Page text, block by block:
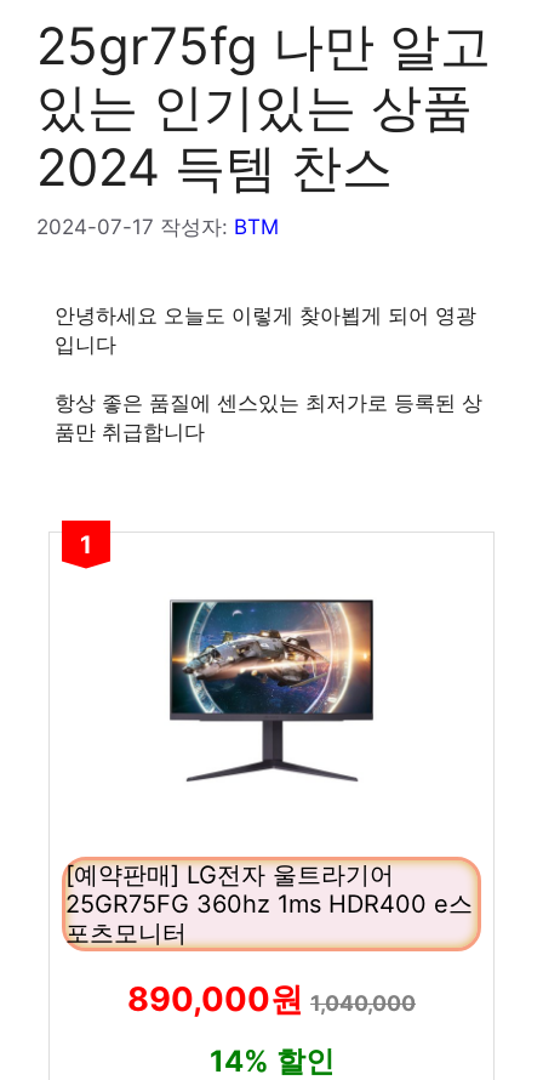
25gr75fg 나만 알고
있는 인기있는 상품
2024 득템 찬스
2024-07-17 작성자: BTM
안녕하세요 오늘도 이렇게 찾아뵙게 되어 영광
입니다
항상 좋은 품질에 센스있는 최저가로 등록된 상
품만 취급합니다
1
[예약판매] LG전자 울트라기어
25GR75FG 360hz 1ms HDR400 e스
포츠모니터
890,000원 1,040,000
14% 할인